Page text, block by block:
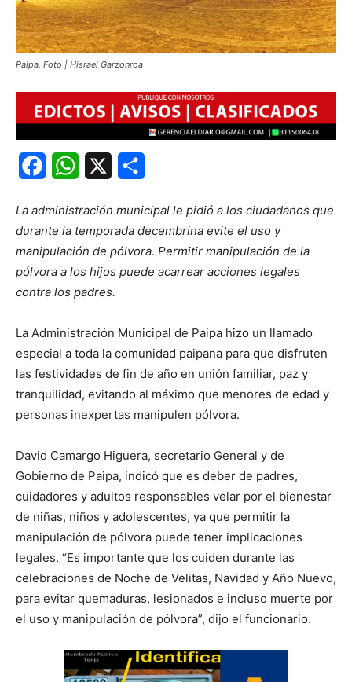
Paipa. Foto | Hisrael Garzonroa
FacebookWhatsApp
La administración municipal le pidió a los ciudadanos que
durante la temporada decembrina evite el uso y
manipulación de pólvora. Permitir manipulación de la
pólvora a los hijos puede acarrear acciones legales
contra los padres.
La Administración Municipal de Paipa hizo un llamado
especial a toda la comunidad paipana para que disfruten
las festividades de fin de año en unión familiar, paz y
tranquilidad, evitando al máximo que menores de edad y
personas inexpertas manipulen pólvora.
David Camargo Higuera, secretario General y de
Gobierno de Paipa, indicó que es deber de padres,
cuidadores y adultos responsables velar por el bienestar
de niñas, niños y adolescentes, ya que permitir la
manipulación de pólvora puede tener implicaciones
legales. “Es importante que los cuiden durante las
celebraciones de Noche de Velitas, Navidad y Año Nuevo,
para evitar quemaduras, lesionados e incluso muerte por
el uso y manipulación de pólvora”, dijo el funcionario.